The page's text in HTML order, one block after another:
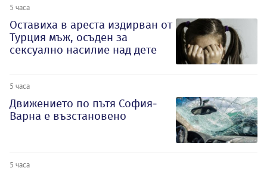
5 часа
Оставиха в ареста издирван от
Турция мъж, осъден за
сексуално насилие над дете
5 часа
Движението по пътя София-
Варна е възстановено
5 часа